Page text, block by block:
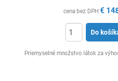
cena bez DPH €
Do
Priemyselné množstvo látok za